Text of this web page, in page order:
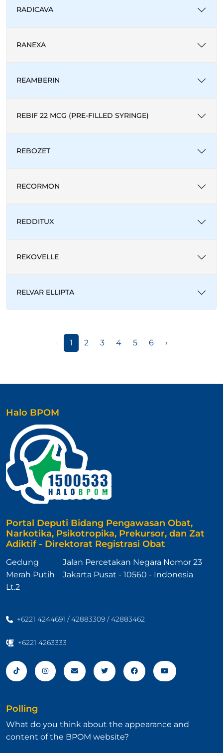
RADICAVA
RANEXA
REAMBERIN
REBIF 22 MCG (PRE-FILLED SYRINGE)
REBOZET
RECORMON
REDDITUX
REKOVELLE
RELVAR ELLIPTA
1 2 3 4 5 6 ›
Halo BPOM
Portal Deputi Bidang Pengawasan Obat,
Narkotika, Psikotropika, Prekursor, dan Zat
Adiktif - Direktorat Registrasi Obat
Gedung
Merah Putih
Lt.2
Jalan Percetakan Negara Nomor 23
Jakarta Pusat - 10560 - Indonesia
+6221 4244691 / 42883309 / 42883462
+6221 4263333
Polling
What do you think about the appearance and
content of the BPOM website?